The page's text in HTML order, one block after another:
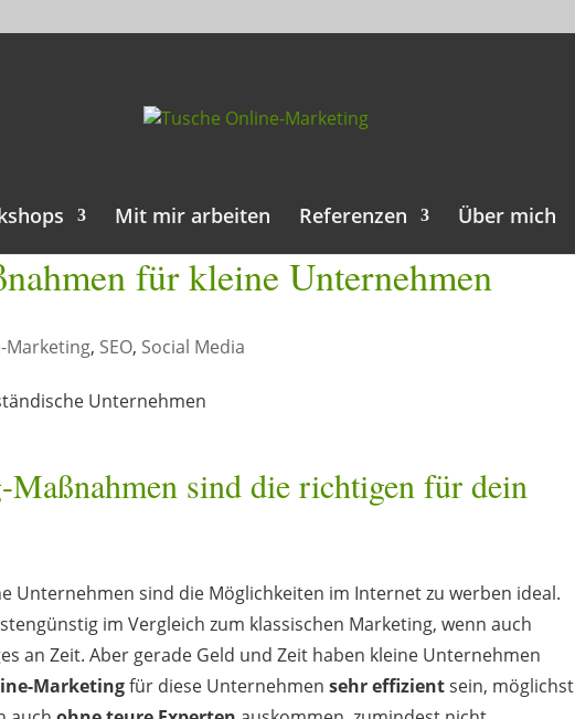
Mit mir arbeiten Referenzen Über mich
für kleine Unternehmen
Marketing, SEO, Social Media
sind die richtigen für dein
Unternehmen sind die Möglichkeiten im Internet zu werben ideal.
im Vergleich zum klassischen Marketing, wenn auch
an Zeit. Aber gerade Geld und Zeit haben kleine Unternehmen
Marketingfür diese Unternehmensehr effizientsein, möglichst